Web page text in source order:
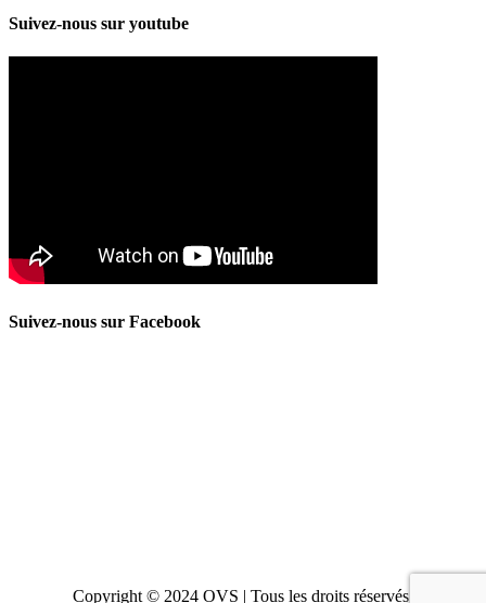
Suivez-nous sur youtube
Suivez-nous sur Facebook
Copyright © 2024 OVS | Tous les droits réservés.